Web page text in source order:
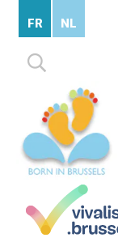
contenu
principal
Rechercher :
FR NL